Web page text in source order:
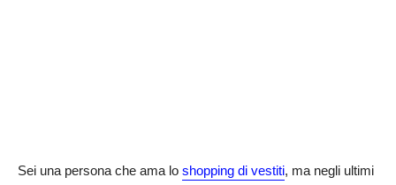
Sei una persona che ama lo shopping di vestiti, ma negli ultimi